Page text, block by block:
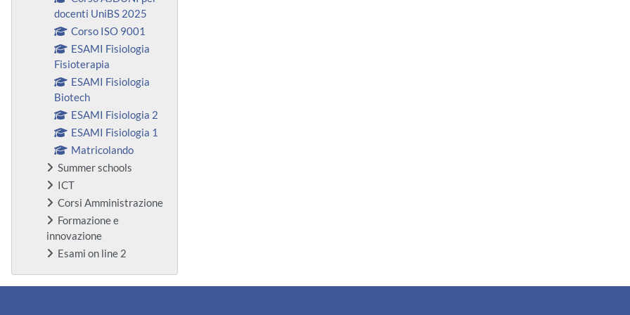
docenti UniBS 2025
Corso ISO 9001
ESAMI Fisiologia
Fisioterapia
ESAMI Fisiologia
Biotech
ESAMI Fisiologia 2
ESAMI Fisiologia 1
Matricolando
Summer schools
ICT
Corsi Amministrazione
Formazione e
innovazione
Esami on line 2